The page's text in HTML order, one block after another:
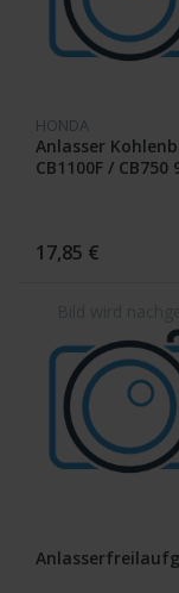
HONDA
Anlasser
CB1100F / CB750
17,85 €